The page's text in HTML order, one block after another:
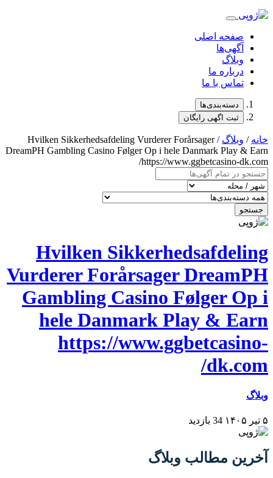
صفحه اصلی
آگهی‌ها
وبلاگ
درباره ما
تماس با ما
دسته‌بندی‌ها
ثبت اگهی رایگان
خانه / وبلاگ
/ Hvilken Sikkerhedsafdeling Vurderer Forårsager
DreamPH Gambling Casino Følger Op i hele Danmark Play & Earn
https://www.ggbetcasino-dk.com/
جستجو
Hvilken Sikkerhedsafdeling
Vurderer Forårsager DreamPH
Gambling Casino Følger Op i
hele Danmark Play & Earn
https://www.ggbetcasino-
dk.com/
وبلاگ
۵ تیر ۱۴۰۵ 34 بازدید
آخرین مطالب وبلاگ